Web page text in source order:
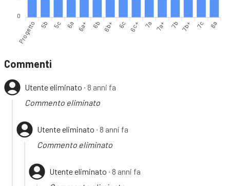
0
Progetto 5b 5c 6a 6a+ 6b 6b+ 6c 6c+ 7a 7a+ 7b 7b+ 7c 8a
Commenti
Utente eliminato ∙ 8 anni fa
Commento eliminato
Utente eliminato ∙ 8 anni fa
Commento eliminato
Utente eliminato ∙ 8 anni fa